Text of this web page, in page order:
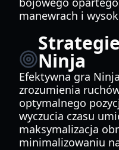
manewrach i
Ninja
Efektywna gra
zrozumienia
optymalnego
wyczucia czasu
maksymalizacja
minimalizowaniu